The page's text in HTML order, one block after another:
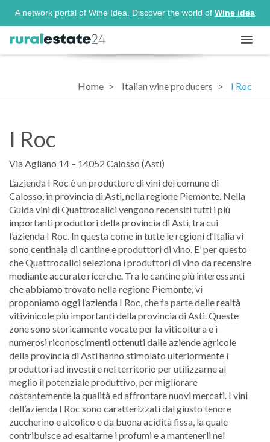
A network portal of Wine Idea. Discover the world of Wine idea
Home Italian wine producers I Roc
I Roc
Via Agliano 14 – 14052 Calosso (Asti)
L’azienda I Roc è un produttore di vini del comune di
Calosso, in provincia di Asti, nella regione Piemonte. Nella
Guida vini di Quattrocalici vengono recensiti tutti i più
importanti produttori della provincia di Asti, tra cui
l’azienda I Roc. In questa come in tutte le regioni d’Italia vi
sono centinaia di cantine e produttori di vino. E’ per questo
che Quattrocalici seleziona i produttori di vino da recensire
mediante accurate ricerche. Tra le cantine più interessanti
che abbiamo trovato nella regione Piemonte, vi
proponiamo oggi l’azienda I Roc, che fa parte delle realtà
vitivinicole più importanti della provincia di Asti. Queste
zone sono storicamente vocate per la viticoltura e i
numerosi riconoscimenti ottenuti dalle aziende agricole
della provincia di Asti hanno stimolato ulteriormente i
produttori ad investire nel territorio per utilizzarne al
meglio il potenziale produttivo, per migliorare
costantemente la qualità ed affrontare nuovi mercati. I vini
dell’azienda I Roc sono caratterizzati dal giusto tenore
zuccherino e alcolico e da buona acidità fissa, la quale
contribuisce ad esaltarne i profumi e a mantenerli nel